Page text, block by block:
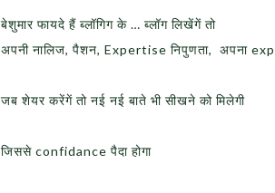
बेशुमार फायदे हैं ब्लॉगिग के … ब्लॉग लिखेंगें तो
अपनी नालिज, पैशन, Expertise निपुणता, अपना
जब शेयर करेंगें तो नई नई बाते भी सीखने को मिलेगी
जिससे confidance पैदा होगा